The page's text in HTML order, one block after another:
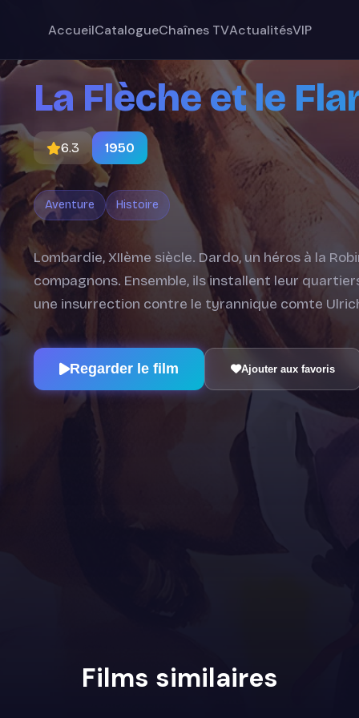
AccueilCatalogueChaînes TVActualitésVIP
La Flèche et le
6.3 1950
Aventure Histoire
Lombardie, XIIème siècle. Dardo, un héros à la
compagnons. Ensemble, ils installent leur
une insurrection contre le tyrannique comte
Regarder le film Ajouter aux favoris
Films similaires